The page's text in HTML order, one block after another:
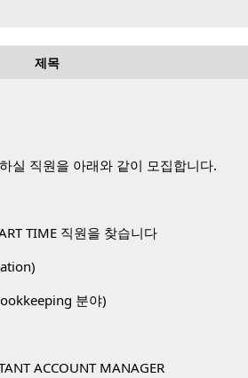
제목
실 직원을 아래와 같이 모집합니다.
TIME 직원을 찾습니다
분야)
ACCOUNT MANAGER